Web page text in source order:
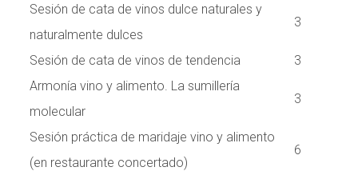
Sesión de cata de vinos dulce naturales y
naturalmente dulces
3
Sesión de cata de vinos de tendencia
3
Armonía vino y alimento. La sumillería
molecular
3
Sesión práctica de maridaje vino y alimento
(en restaurante concertado)
6